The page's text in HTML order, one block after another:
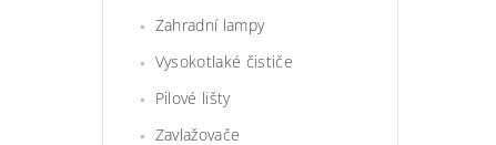
Zahradní lampy
Vysokotlaké čističe
Pilové lišty
Zavlažovače